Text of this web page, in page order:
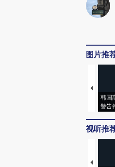
图片推
韩国
警告
视听推